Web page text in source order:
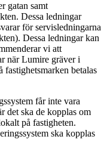
gatan samt
Dessa ledningar
för servisledningarna
Dessa ledningar kan
vi att
när Lumire gräver i
fastighetsmarken betalas
får inte vara
det ska de kopplas om
på fastigheten.
ska kopplas